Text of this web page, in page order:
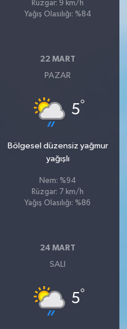
Rüzgar: 9 km/h
Yağış Olasılığı: %84
22 MART
PAZAR
5°
Bölgesel düzensiz yağmur
yağışlı
Nem: %94
Rüzgar: 7 km/h
Yağış Olasılığı: %86
24 MART
SALI
5°